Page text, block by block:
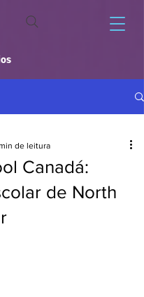
Canadá:
de North
de leitura